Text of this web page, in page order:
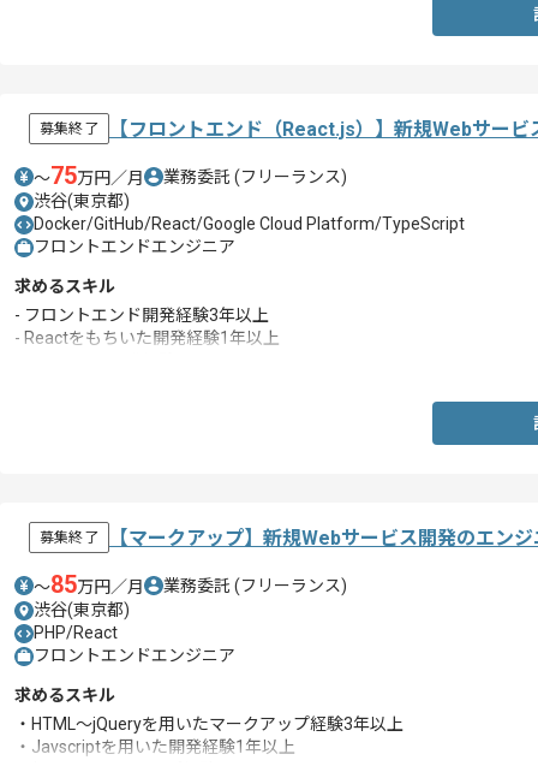
募集終了 【フロントエンド（React.js）】新規Webサー
〜75万円／月 業務委託 (フリーランス)
渋谷(東京都)
Docker/GitHub/React/Google Cloud Platform/TypeScript
フロントエンドエンジニア
求めるスキル
- フロントエンド開発経験3年以上
- Reactをもちいた開発経験1年以上
募集終了 【マークアップ】新規Webサービス開発のエン
〜85万円／月 業務委託 (フリーランス)
渋谷(東京都)
PHP/React
フロントエンドエンジニア
求めるスキル
・HTML～jQueryを用いたマークアップ経験3年以上
・Javscriptを用いた開発経験1年以上